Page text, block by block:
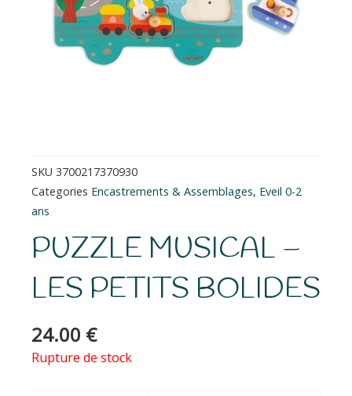
SKU 3700217370930
Categories Encastrements & Assemblages, Eveil 0-2
ans
PUZZLE MUSICAL –
LES PETITS BOLIDES
24.00 €
Rupture de stock